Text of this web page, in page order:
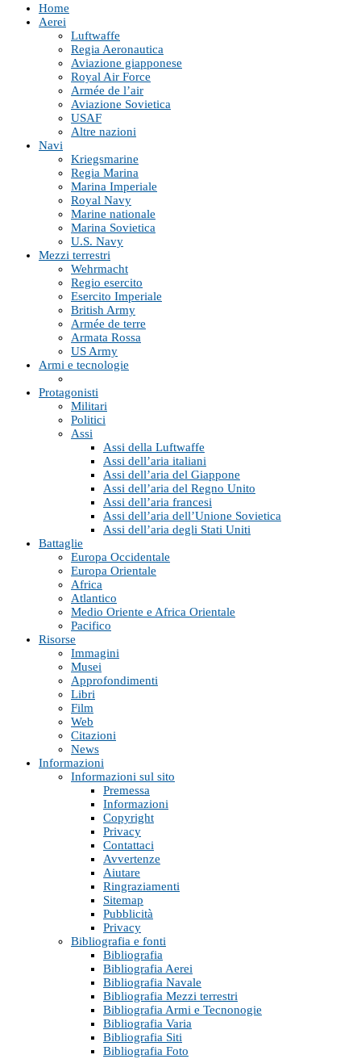
Home
Aerei
Luftwaffe
Regia Aeronautica
Aviazione giapponese
Royal Air Force
Armée de l’air
Aviazione Sovietica
USAF
Altre nazioni
Navi
Kriegsmarine
Regia Marina
Marina Imperiale
Royal Navy
Marine nationale
Marina Sovietica
U.S. Navy
Mezzi terrestri
Wehrmacht
Regio esercito
Esercito Imperiale
British Army
Armée de terre
Armata Rossa
US Army
Armi e tecnologie
Protagonisti
Militari
Politici
Assi
Assi della Luftwaffe
Assi dell’aria italiani
Assi dell’aria del Giappone
Assi dell’aria del Regno Unito
Assi dell’aria francesi
Assi dell’aria dell’Unione Sovietica
Assi dell’aria degli Stati Uniti
Battaglie
Europa Occidentale
Europa Orientale
Africa
Atlantico
Medio Oriente e Africa Orientale
Pacifico
Risorse
Immagini
Musei
Approfondimenti
Libri
Film
Web
Citazioni
News
Informazioni
Informazioni sul sito
Premessa
Informazioni
Copyright
Privacy
Contattaci
Avvertenze
Aiutare
Ringraziamenti
Sitemap
Pubblicità
Privacy
Bibliografia e fonti
Bibliografia
Bibliografia Aerei
Bibliografia Navale
Bibliografia Mezzi terrestri
Bibliografia Armi e Tecnonogie
Bibliografia Varia
Bibliografia Siti
Bibliografia Foto